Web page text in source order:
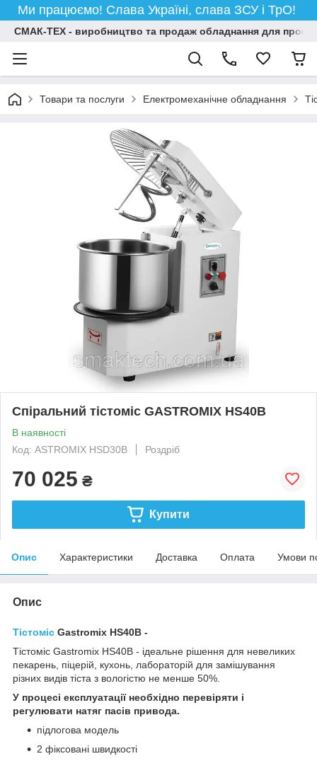
Ми працюємо! Слава Україні, слава ЗСУ і ТрО!
СМАК-ТЕХ - виробництво та продаж обладнання для
Товари та послуги Електромеханічне обладнання
Спіральний тістоміс GASTROMIX HS40B
В наявності
Код: ASTROMIX HSD30B
Роздріб
70 025 ₴
Купити
Опис Характеристики Доставка Оплата Умови
Опис
Тістоміс Gastromix НЅ40В -
Тістоміс Gastromix НЅ40В - ідеальне рішення для невеликих
пекарень, піцерій, кухонь, лабораторій для замішування
різних видів тіста з вологістю не менше 50%.
У процесі експлуатації необхідно перевіряти і
регулювати натяг пасів привода.
підлогова модель
2 фіксовані швидкості